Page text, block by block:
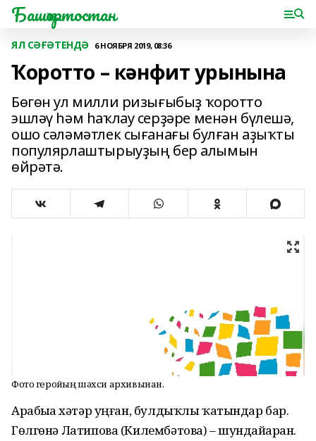
Башҡортостан
ЯЛ СӘҒӘТЕНДӘ 6 НОЯБРЯ 2019, 08:36
Ҡоротто – кәнфит урынына
Бөгөн ул милли ризығыбыҙ ҡоротто
эшләү һәм һаҡлау серҙәре менән бүлешә,
ошо сәләмәтлек сығанағы булған аҙыҡты
популярлаштырыуҙың бер алымын
өйрәтә.
Фото геройҙың шәхси архивынан.
Арабыҙҙа хәтәр уңған, булдыҡлы ҡатындар бар.
Гөлгөнә Латипова (Килембәтова) – шундайҙарҙан.